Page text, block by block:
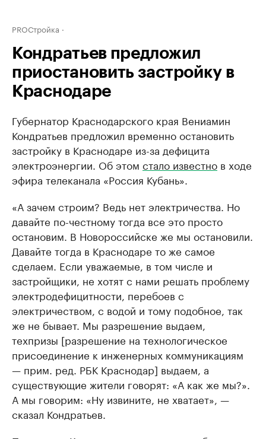
PROСтройка
Кондратьев предложил
приостановить застройку в
Краснодаре
Губернатор Краснодарского края Вениамин
Кондратьев предложил временно остановить
застройку в Краснодаре из-за дефицита
электроэнергии. Об этом стало известно в ходе
эфира телеканала «Россия Кубань».
«А зачем строим? Ведь нет электричества. Но
давайте по-честному тогда все это просто
остановим. В Новороссийске же мы остановили.
Давайте тогда в Краснодаре то же самое
сделаем. Если уважаемые, в том числе и
застройщики, не хотят с нами решать проблему
электродефицитности, перебоев с
электричеством, с водой и тому подобное, так
же не бывает. Мы разрешение выдаем,
техпризы [разрешение на технологическое
присоединение к инженерных коммуникациям
— прим. ред. РБК Краснодар] выдаем, а
существующие жители говорят: «А как же мы?».
А мы говорим: «Ну извините, не хватает», —
сказал Кондратьев.